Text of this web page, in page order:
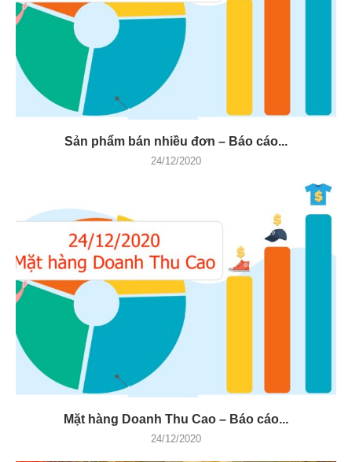
Sản phẩm bán nhiều đơn – Báo cáo...
24/12/2020
Mặt hàng Doanh Thu Cao – Báo cáo...
24/12/2020